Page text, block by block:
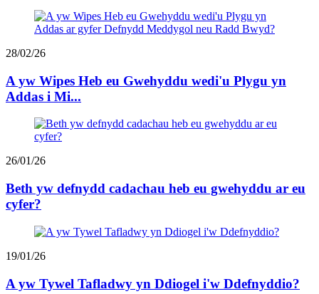
28/02/26
A yw Wipes Heb eu Gwehyddu wedi'u Plygu yn
Addas i Mi...
26/01/26
Beth yw defnydd cadachau heb eu gwehyddu ar eu
cyfer?
19/01/26
A yw Tywel Tafladwy yn Ddiogel i'w Ddefnyddio?